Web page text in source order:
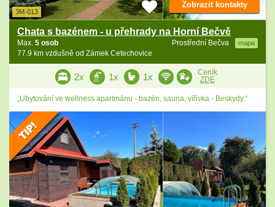
3M-013
Chata s bazénem - u přehrady na Horní Bečvě
Prostřední Bečva mapa
Max. 5 osob
77.9 km vzdušně od Zámek Cetechovice
Zobrazit kontakty
2x 1x 1x
Ceník
ZDE
„Ubytování ve wellness apartmánu - bazén, sauna, vířivka - Beskydy.“